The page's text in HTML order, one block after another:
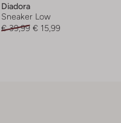
Diadora
Sneaker Low
€ 39,99 € 15,99